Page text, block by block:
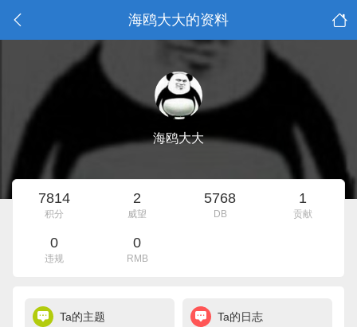
海鸥大大的资料
海鸥大大
7814
积分
2
威望
5768
DB
1
贡献
0
违规
0
RMB
Ta的主题 Ta的日志